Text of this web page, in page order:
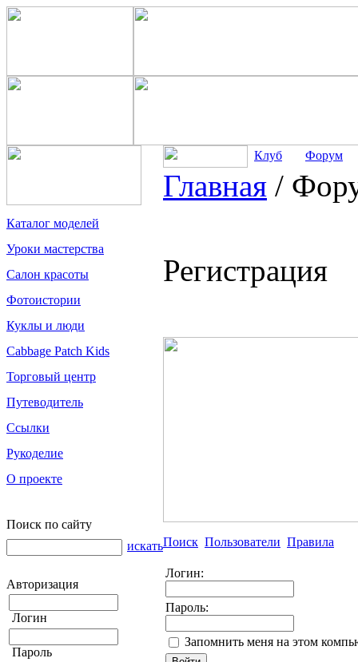
Каталог моделей
Уроки мастерства
Салон красоты
Фотоистории
Куклы и люди
Cabbage Patch Kids
Торговый центр
Путеводитель
Ссылки
Рукоделие
О проекте
Поиск по сайту
искать
Авторизация
Логин
Пароль
Клуб Форум
Главная /
Регистрация
Поиск Пользователи Правила
Логин:
Пароль:
Запомнить меня на этом